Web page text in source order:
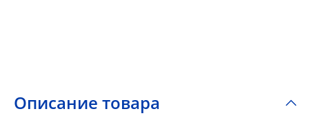
Описание товара